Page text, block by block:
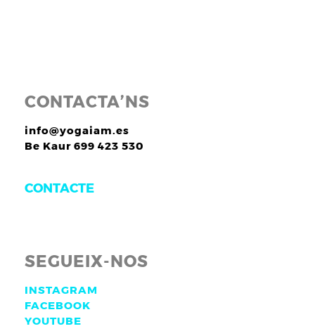
CONTACTA’NS
info@yogaiam.es
Be Kaur 699 423 530
CONTACTE
SEGUEIX-NOS
INSTAGRAM
FACEBOOK
YOUTUBE